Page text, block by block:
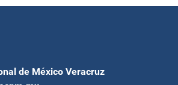
de México Veracruz